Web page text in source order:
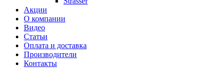
Акции
О компании
Видео
Статьи
Оплата и доставка
Производители
Контакты